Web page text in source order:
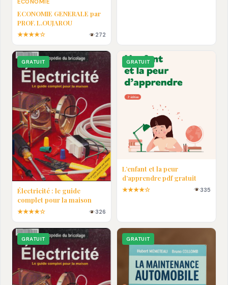
ECONOMIE
ECONOMIE GENERALE par
PROF. L.OUJAROU
★★★★☆ 272
GRATUIT
Électricité : le guide
complet pour la maison
★★★★☆ 326
GRATUIT
L’enfant et la peur
d’apprendre pdf gratuit
★★★★☆ 335
GRATUIT GRATUIT